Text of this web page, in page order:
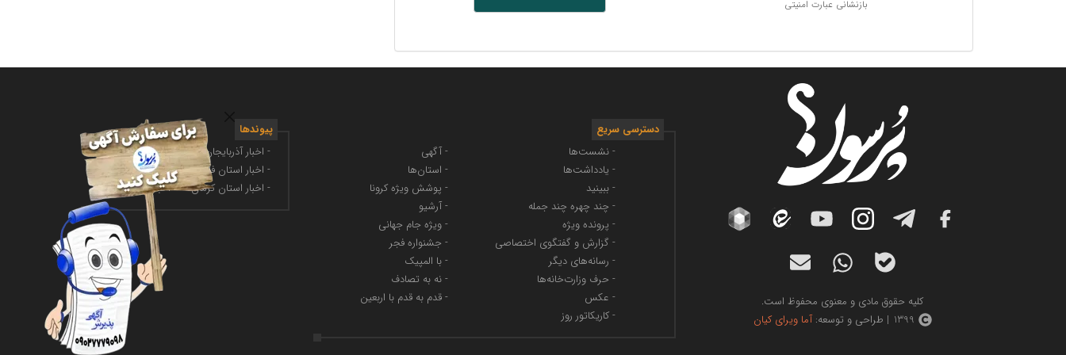
بازنشانی عبارت امنیتی
کلیه حقوق مادی و معنوی محفوظ است.
1399 | طراحی و توسعه:
آما ویرای کیان
دسترسی سریع
- نشست‌ها
- یادداشت‌ها
- ببینید
- چند چهره چند جمله
- پرونده ویژه
- گزارش و گفتگوی اختصاصی
- رسانه‌های دیگر
- حرف وزارت‌خانه‌ها
- عکس
- کاریکاتور روز
- آگهی
- استان‌ها
- پوشش ویژه کرونا
- آرشیو
- ویژه جام جهانی
- جشنواره فجر
- با المپیک
- نه به تصادف
- قدم به قدم با اربعین
پیوندها
- اخبار آذربایجان غربی
- اخبار استان فارس
- اخبار استان کرمان
- اخبار استان کرمانشاه
- اخبار فضای مجازی
- اخبار ارز دیجیتال